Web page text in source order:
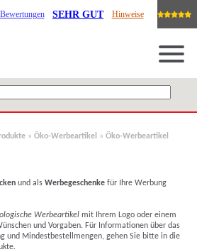
SEHR GUT Hinweise
» Öko-Werbeartikel » Öko-Werbeartikel
und als Werbegeschenke für Ihre Werbung
Werbeartikel mit Ihrem Logo oder einem
und Vorgaben. Für Informationen über das
und Mindestbestellmengen, gehen Sie bitte in die